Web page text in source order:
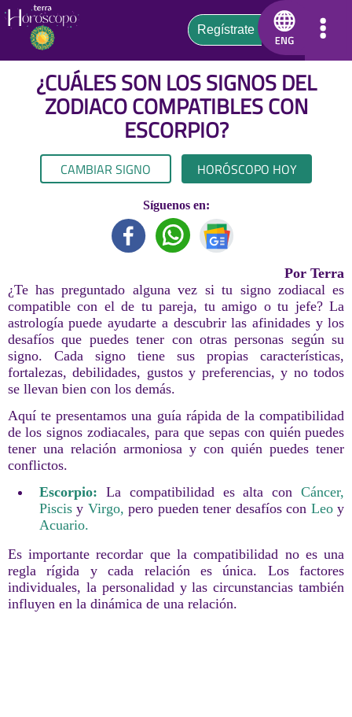
¿CUÁLES SON LOS SIGNOS DEL
ZODIACO COMPATIBLES CON
ESCORPIO?
CAMBIAR SIGNO HORÓSCOPO HOY
Síguenos en:
Por Terra
¿Te has preguntado alguna vez si tu signo zodiacal es
compatible con el de tu pareja, tu amigo o tu jefe? La
astrología puede ayudarte a descubrir las afinidades y los
desafíos que puedes tener con otras personas según su
signo. Cada signo tiene sus propias características,
fortalezas, debilidades, gustos y preferencias, y no todos
se llevan bien con los demás.
Aquí te presentamos una guía rápida de la compatibilidad
de los signos zodiacales, para que sepas con quién puedes
tener una relación armoniosa y con quién puedes tener
conflictos.
Escorpio: La compatibilidad es alta conCáncer,
Piscisy Virgo, pero pueden tener desafíos con Leoy
Acuario.
Es importante recordar que la compatibilidad no es una
regla rígida y cada relación es única. Los factores
individuales, la personalidad y las circunstancias también
influyen en la dinámica de una relación.